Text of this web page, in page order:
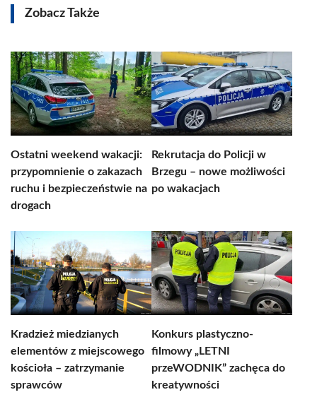
Zobacz Także
Ostatni weekend wakacji:
przypomnienie o zakazach
ruchu i bezpieczeństwie na
drogach
Rekrutacja do Policji w
Brzegu – nowe możliwości
po wakacjach
Kradzież miedzianych
elementów z miejscowego
kościoła – zatrzymanie
sprawców
Konkurs plastyczno-
filmowy „LETNI
przeWODNIK” zachęca do
kreatywności